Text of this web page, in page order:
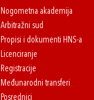
Nogometna akademija
Arbitražni sud
Propisi i dokumenti HNS-a
Licenciranje
Registracije
Međunarodni transferi
Posrednici